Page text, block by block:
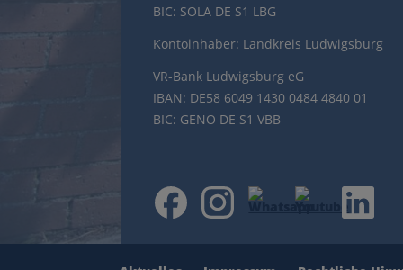
BIC: SOLA DE S1 LBG
Kontoinhaber: Landkreis Ludwigsburg
VR-Bank Ludwigsburg eG
IBAN: DE58 6049 1430 0484 4840 01
BIC: GENO DE S1 VBB